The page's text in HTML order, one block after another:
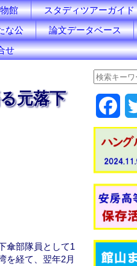
館 スタディツアーガイド
な公 論文データベース
せ
元落下
傘部隊員として1
を経て、翌年2月
a
b
o
o